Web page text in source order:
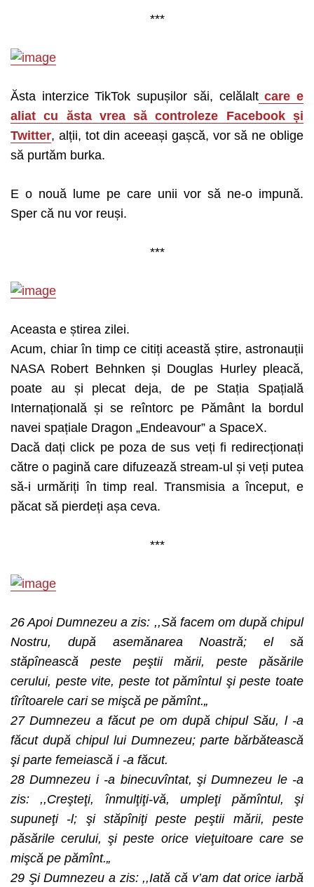
***
Ăsta interzice TikTok supușilor săi, celălaltcare e
aliat cu ăsta vrea să controleze Facebook și
Twitter, alții, tot din aceeași gașcă, vor să ne oblige
să purtăm burka.
E o nouă lume pe care unii vor să ne-o impună.
Sper că nu vor reuși.
***
Aceasta e știrea zilei.
Acum, chiar în timp ce citiți această știre, astronauții
NASA Robert Behnken și Douglas Hurley pleacă,
poate au și plecat deja, de pe Stația Spațială
Internațională și se reîntorc pe Pământ la bordul
navei spațiale Dragon „Endeavour” a SpaceX.
Dacă dați click pe poza de sus veți fi redirecționați
către o pagină care difuzează stream-ul și veți putea
să-i urmăriți în timp real. Transmisia a început, e
păcat să pierdeți așa ceva.
***
26 Apoi Dumnezeu a zis: ,,Să facem om după chipul
Nostru, după asemănarea Noastră; el să
stăpînească peste peştii mării, peste păsările
cerului, peste vite, peste tot pămîntul şi peste toate
tîrîtoarele cari se mişcă pe pămînt.„
27 Dumnezeu a făcut pe om după chipul Său, l -a
făcut după chipul lui Dumnezeu; parte bărbătească
şi parte femeiască i -a făcut.
28 Dumnezeu i -a binecuvîntat, şi Dumnezeu le -a
zis: ,,Creşteţi, înmulţiţi-vă, umpleţi pămîntul, şi
supuneţi -l; şi stăpîniţi peste peştii mării, peste
păsările cerului, şi peste orice vieţuitoare care se
mişcă pe pămînt.„
29 Şi Dumnezeu a zis: ,,Iată că v’am dat orice iarbă